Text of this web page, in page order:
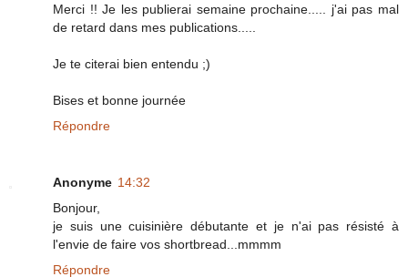
Merci !! Je les publierai semaine prochaine..... j'ai pas mal
de retard dans mes publications.....
Je te citerai bien entendu ;)
Bises et bonne journée
Répondre
Anonyme 14:32
Bonjour,
je suis une cuisinière débutante et je n'ai pas résisté à
l'envie de faire vos shortbread...mmmm
Répondre